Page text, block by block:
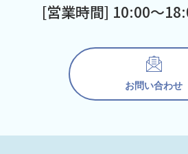
[営業時間] 10:00～
お問い合わせ